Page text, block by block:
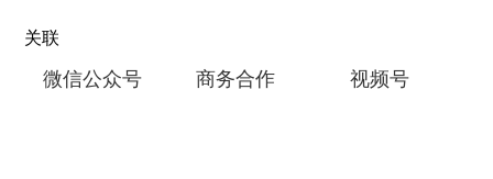
关联
微信公众号 商务合作 视频号